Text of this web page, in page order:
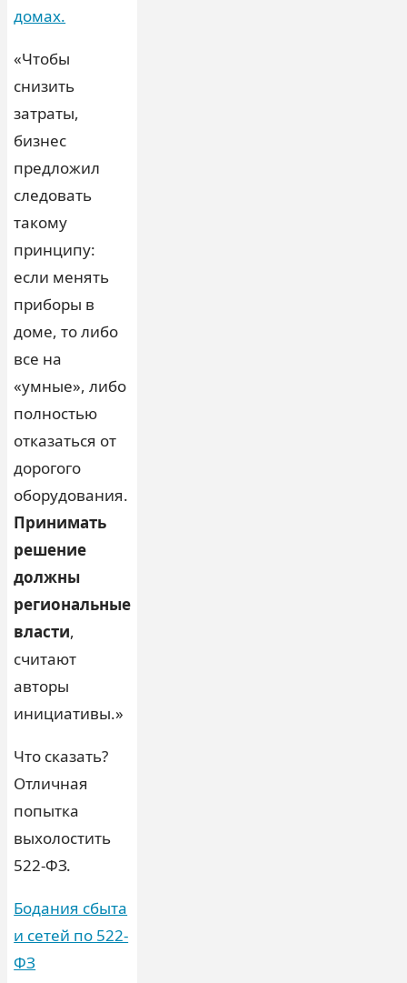
домах.
«Чтобы
снизить
затраты,
бизнес
предложил
следовать
такому
принципу:
если менять
приборы в
доме, то либо
все на
«умные», либо
полностью
отказаться от
дорогого
оборудования.
Принимать
решение
должны
региональные
власти,
считают
авторы
инициативы.»
Что сказать?
Отличная
попытка
выхолостить
522-ФЗ.
Бодания сбыта
и сетей по 522-
ФЗ